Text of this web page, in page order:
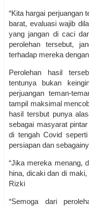
“Kita hargai perjuangan
barat, evaluasi wajib
yang jangan di caci
perolehan tersebut,
terhadap mereka
Perolehan hasil
tentunya bukan
perjuangan teman-
tampil maksimal
hasil tersbut punya
sebagai masyarat
di tengah Covid
persiapan dan
“Jika mereka menang,
hina, dicaki dan di
Rizki
“Semoga dari